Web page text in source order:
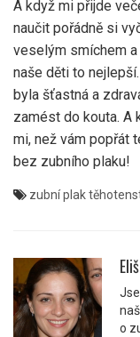
A když mi přijde
naučit pořádně si
veselým smíchem
naše děti to
byla šťastná a
zamést do kouta. A
mi, než vám popřát
bez zubního plaku!
zubní plak
o